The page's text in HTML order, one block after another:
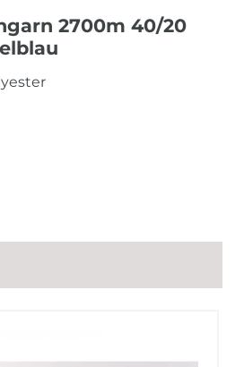
2700m 40/20